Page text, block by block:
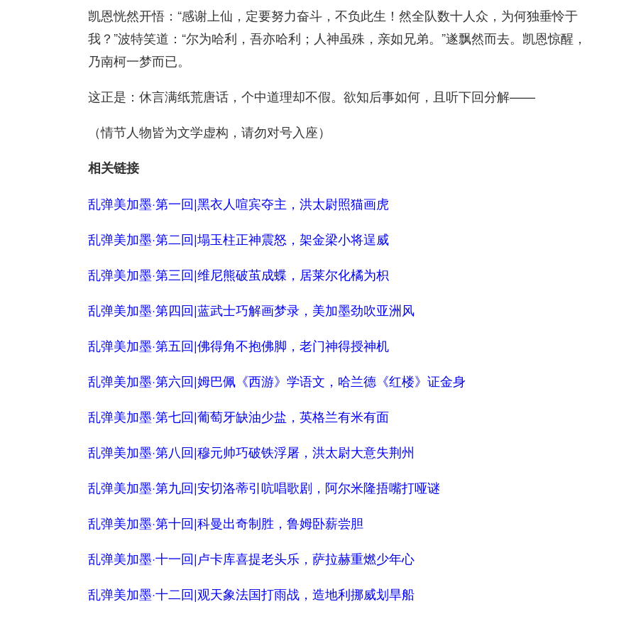
凯恩恍然开悟：“感谢上仙，定要努力奋斗，不负此生！然全队数十人众，为何独垂怜于
我？”波特笑道：“尔为哈利，吾亦哈利；人神虽殊，亲如兄弟。”遂飘然而去。凯恩惊醒，
乃南柯一梦而已。
这正是：休言满纸荒唐话，个中道理却不假。欲知后事如何，且听下回分解——
（情节人物皆为文学虚构，请勿对号入座）
相关链接
乱弹美加墨·第一回|黑衣人喧宾夺主，洪太尉照猫画虎
乱弹美加墨·第二回|塌玉柱正神震怒，架金梁小将逞威
乱弹美加墨·第三回|维尼熊破茧成蝶，居莱尔化橘为枳
乱弹美加墨·第四回|蓝武士巧解画梦录，美加墨劲吹亚洲风
乱弹美加墨·第五回|佛得角不抱佛脚，老门神得授神机
乱弹美加墨·第六回|姆巴佩《西游》学语文，哈兰德《红楼》证金身
乱弹美加墨·第七回|葡萄牙缺油少盐，英格兰有米有面
乱弹美加墨·第八回|穆元帅巧破铁浮屠，洪太尉大意失荆州
乱弹美加墨·第九回|安切洛蒂引吭唱歌剧，阿尔米隆捂嘴打哑谜
乱弹美加墨·第十回|科曼出奇制胜，鲁姆卧薪尝胆
乱弹美加墨·十一回|卢卡库喜提老头乐，萨拉赫重燃少年心
乱弹美加墨·十二回|观天象法国打雨战，造地利挪威划旱船